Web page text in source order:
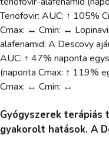
Tenofovir: AUC: ↑ 105%
Cmax: ↔ Cmin: ↔
alafenamid: A Descovy
AUC: ↑ 47% naponta
(naponta Cmax: ↑ 119%
Cmax: ↔ Cmin: ↔
Gyógyszerek
gyakorolt hatások. A